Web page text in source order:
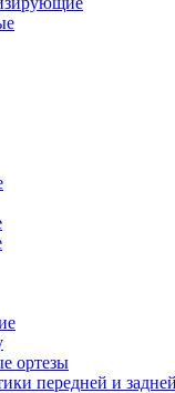
ортезы
передней и